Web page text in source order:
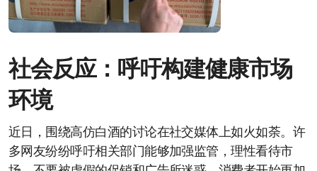
社会反应：呼吁构建健康市场
环境
近日，围绕高仿白酒的讨论在社交媒体上如火如荼。许
多网友纷纷呼吁相关部门能够加强监管，理性看待市